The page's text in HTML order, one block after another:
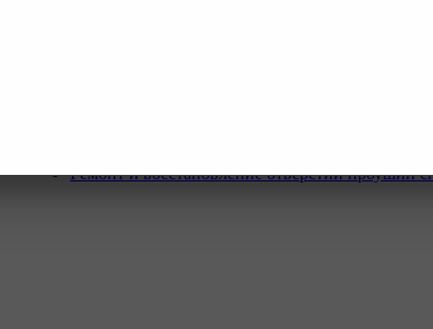
Ремонт и восстановление отверстий проушин